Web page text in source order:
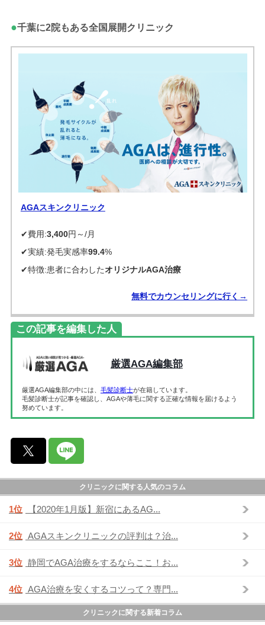
●千葉に2院もある全国展開クリニック
AGAスキンクリニック
✔費用:3,400円～/月
✔実績:発毛実感率99.4%
✔特徴:患者に合わしたオリジナルAGA治療
無料でカウンセリングに行く→
この記事を編集した人
厳選AGA編集部
厳選AGA編集部の中には、 毛髪診断士が在籍しています。
毛髪診断士が記事を確認し、AGAや薄毛に関する正確な情報を届けるよう
努めています。
クリニックに関する人気のコラム
1位 【2020年1月版】新宿にあるAG...
2位 AGAスキンクリニックの評判は？治...
3位 静岡でAGA治療をするならここ！お...
4位 AGA治療を安くするコツって？専門...
クリニックに関する新着コラム